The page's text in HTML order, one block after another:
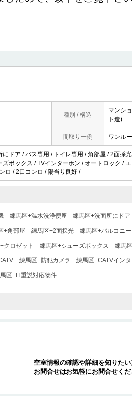
種別 / 構造
マンシ
ト造)
間取り一例 ワンル
ドア / バス専用 / トイレ専用 / 角部屋 / 2面採
ボックス / TVインターホン / オートロック /
ロ / 2口コンロ / 陽当り良好 /
練馬区+温水洗浄便座 練馬区+洗面所にドア
+角部屋 練馬区+2面採光 練馬区+バルコニー
クロゼット 練馬区+シューズボックス 練馬
練馬区+防犯カメラ 練馬区+CATVインタ
区+IT重説対応物件
空室情報の確認や詳細を知りたい
お問合せはお気軽にお問合せくだ